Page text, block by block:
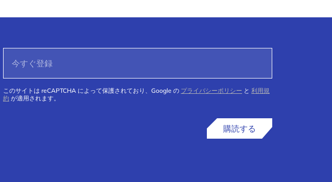
このサイトは reCAPTCHA によって保護されており、Google の プライバシーポリシー と 利用規
約 が適用されます。
購読する